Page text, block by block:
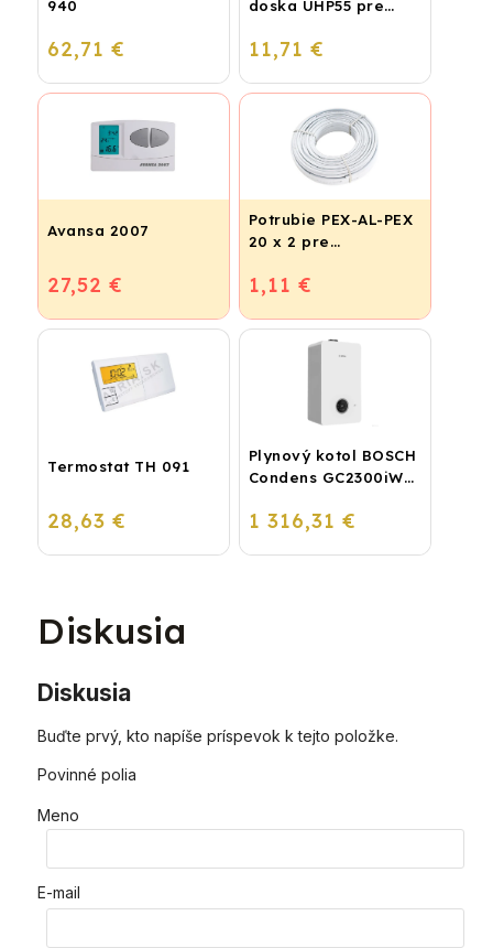
940
62,71 €
doska UHP55 pre
(STIROTERMAL
11,71 €
Avansa 2007
27,52 €
Potrubie PEX-AL-PEX
20 x 2 pre
podlahové kúrenie a
1,11 €
Termostat TH 091
28,63 €
Plynový kotol BOSCH
Condens GC2300iW
kondenzačný
1 316,31 €
Diskusia
Diskusia
Buďte prvý, kto napíše príspevok k tejto položke.
Povinné polia
Meno
E-mail